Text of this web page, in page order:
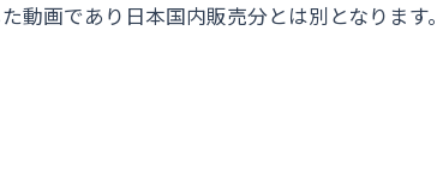
画であり日本国内販売分とは別となります。